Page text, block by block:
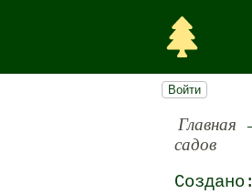
Войти
Главная
садов